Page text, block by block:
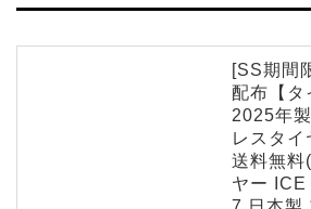
[SS期間
配布【タ
2025年
レスタイ
送料無料
ヤー ICE